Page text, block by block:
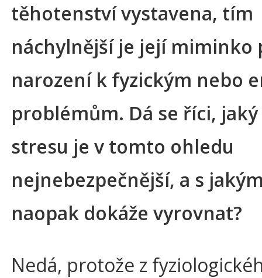
těhotenství vystavena, tím
náchylnější je její miminko
narození k fyzickým nebo
problémům. Dá se říci,
stresu je v tomto ohledu
nejnebezpečnější, a s
naopak dokáže vyrovnat?
Nedá, protože z